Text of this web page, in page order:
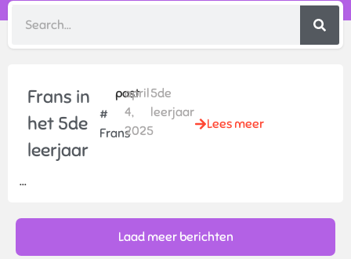
Frans in
het 5de
leerjaar
#
Frans
post
april
4,
2025
5de
leerjaar
Lees meer
...
Laad meer berichten